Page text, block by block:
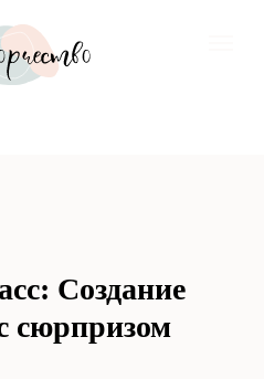
Создание
сюрпризом